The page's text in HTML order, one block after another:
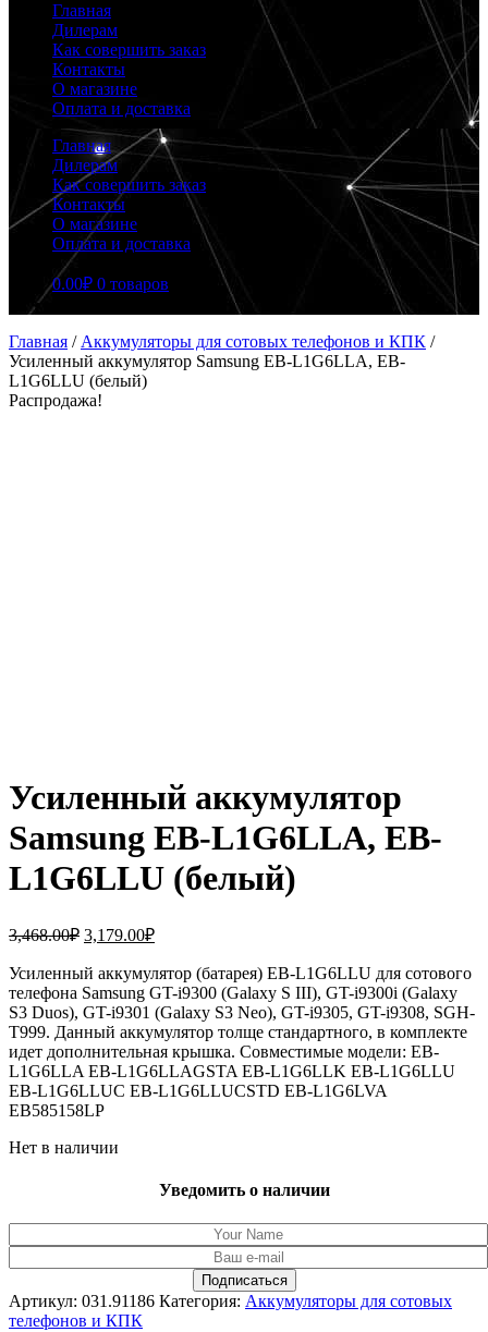
Главная
Дилерам
Как совершить заказ
Контакты
О магазине
Оплата и доставка
Главная
Дилерам
Как совершить заказ
Контакты
О магазине
Оплата и доставка
0.00₽ 0 товаров
Главная / Аккумуляторы для сотовых телефонов и КПК /
Усиленный аккумулятор Samsung EB-L1G6LLA, EB-
L1G6LLU (белый)
Распродажа!
Усиленный аккумулятор
Samsung EB-L1G6LLA, EB-
L1G6LLU (белый)
3,468.00₽ Первоначальная
составляла
3,468.00₽.
3,179.00₽Текущая
3,179.00₽.
Усиленный аккумулятор (батарея) EB-L1G6LLU для сотового
телефона Samsung GT-i9300 (Galaxy S III), GT-i9300i (Galaxy
S3 Duos), GT-i9301 (Galaxy S3 Neo), GT-i9305, GT-i9308, SGH-
T999. Данный аккумулятор толще стандартного, в комплекте
идет дополнительная крышка. Совместимые модели: EB-
L1G6LLA EB-L1G6LLAGSTA EB-L1G6LLK EB-L1G6LLU
EB-L1G6LLUC EB-L1G6LLUCSTD EB-L1G6LVA
EB585158LP
Нет в наличии
Уведомить о наличии
Артикул: 031.91186 Категория: Аккумуляторы для сотовых
телефонов и КПК